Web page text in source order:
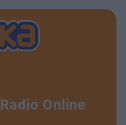
Radio Online